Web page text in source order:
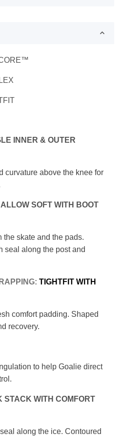
INNER & OUTER
curvature above the knee for
SOFT WITH BOOT
the skate and the pads.
seal along the post and
TIGHTFIT WITH
comfort padding. Shaped
recovery.
to help Goalie direct
STACK WITH COMFORT
along the ice. Contoured